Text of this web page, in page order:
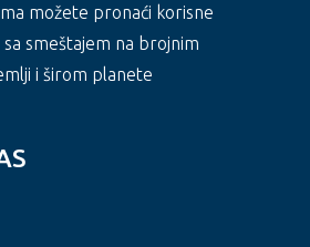
možete pronaći korisne
smeštajem na brojnim
i širom planete